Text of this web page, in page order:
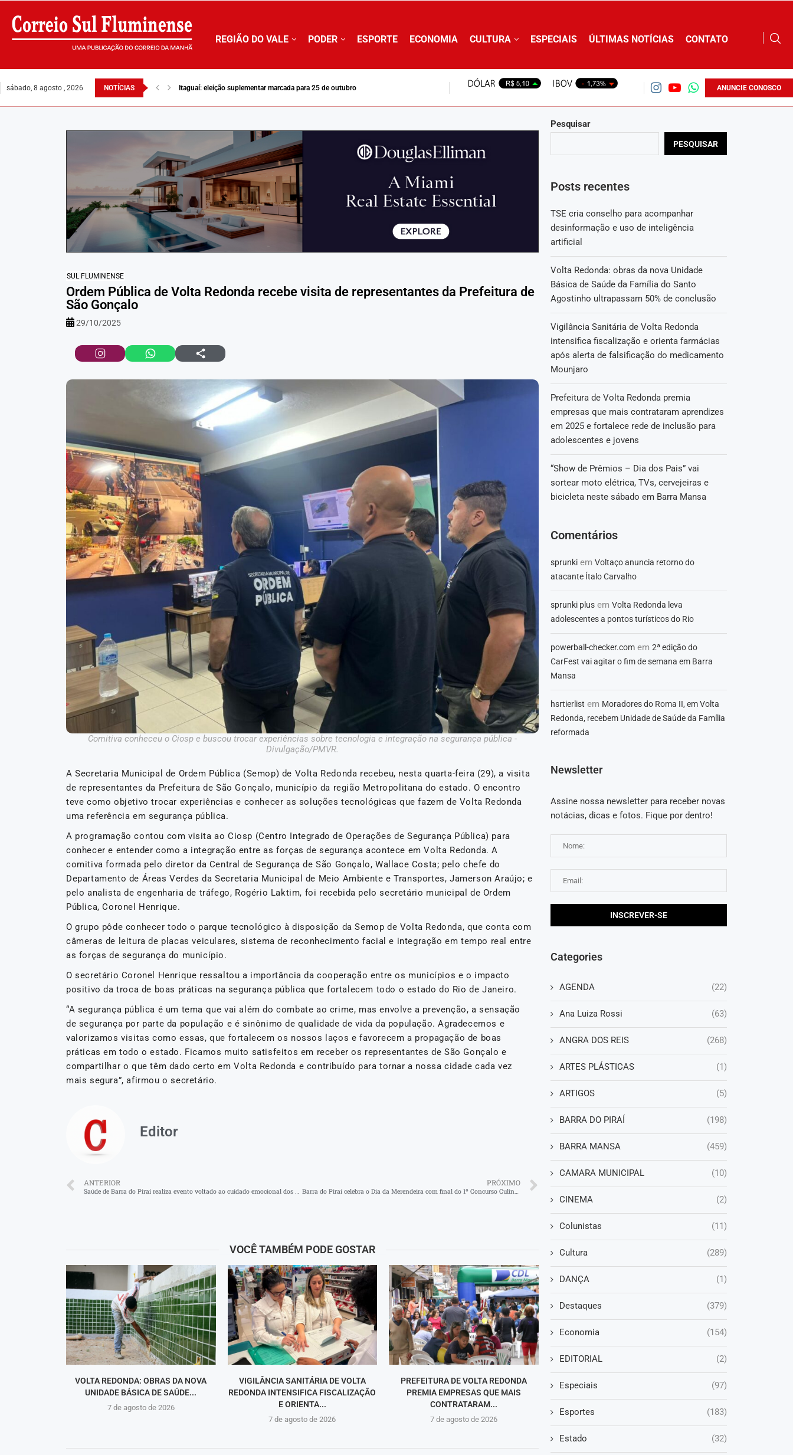
REGIÃO DO VALE PODER ESPORTE ECONOMIA CULTURA ESPECIAIS ÚLTIMAS NOTÍCIAS CONTATO
sábado, 8 agosto , 2026 NOTÍCIAS Itaguaí: eleição suplementar marcada para 25 de outubro ANUNCIE CONOSCO
SUL FLUMINENSE
Ordem Pública de Volta Redonda recebe visita de representantes da Prefeitura de
São Gonçalo
29/10/2025
Comitiva conheceu o Ciosp e buscou trocar experiências sobre tecnologia e integração na segurança pública -
Divulgação/PMVR.
A Secretaria Municipal de Ordem Pública (Semop) de Volta Redonda recebeu, nesta quarta-feira (29), a visita
de representantes da Prefeitura de São Gonçalo, município da região Metropolitana do estado. O encontro
teve como objetivo trocar experiências e conhecer as soluções tecnológicas que fazem de Volta Redonda
uma referência em segurança pública.
A programação contou com visita ao Ciosp (Centro Integrado de Operações de Segurança Pública) para
conhecer e entender como a integração entre as forças de segurança acontece em Volta Redonda. A
comitiva formada pelo diretor da Central de Segurança de São Gonçalo, Wallace Costa; pelo chefe do
Departamento de Áreas Verdes da Secretaria Municipal de Meio Ambiente e Transportes, Jamerson Araújo; e
pelo analista de engenharia de tráfego, Rogério Laktim, foi recebida pelo secretário municipal de Ordem
Pública, Coronel Henrique.
O grupo pôde conhecer todo o parque tecnológico à disposição da Semop de Volta Redonda, que conta com
câmeras de leitura de placas veiculares, sistema de reconhecimento facial e integração em tempo real entre
as forças de segurança do município.
O secretário Coronel Henrique ressaltou a importância da cooperação entre os municípios e o impacto
positivo da troca de boas práticas na segurança pública que fortalecem todo o estado do Rio de Janeiro.
“A segurança pública é um tema que vai além do combate ao crime, mas envolve a prevenção, a sensação
de segurança por parte da população e é sinônimo de qualidade de vida da população. Agradecemos e
valorizamos visitas como essas, que fortalecem os nossos laços e favorecem a propagação de boas
práticas em todo o estado. Ficamos muito satisfeitos em receber os representantes de São Gonçalo e
compartilhar o que têm dado certo em Volta Redonda e contribuído para tornar a nossa cidade cada vez
mais segura”, afirmou o secretário.
Editor
ANTERIOR PRÓXIMO
VOCÊ TAMBÉM PODE GOSTAR
VOLTA REDONDA: OBRAS DA NOVA
UNIDADE BÁSICA DE SAÚDE...
7 de agosto de 2026
VIGILÂNCIA SANITÁRIA DE VOLTA
REDONDA INTENSIFICA FISCALIZAÇÃO
E ORIENTA...
7 de agosto de 2026
PREFEITURA DE VOLTA REDONDA
PREMIA EMPRESAS QUE MAIS
CONTRATARAM...
7 de agosto de 2026
Pesquisar
PESQUISAR
Posts recentes
TSE cria conselho para acompanhar
desinformação e uso de inteligência
artificial
Volta Redonda: obras da nova Unidade
Básica de Saúde da Família do Santo
Agostinho ultrapassam 50% de conclusão
Vigilância Sanitária de Volta Redonda
intensifica fiscalização e orienta farmácias
após alerta de falsificação do medicamento
Mounjaro
Prefeitura de Volta Redonda premia
empresas que mais contrataram aprendizes
em 2025 e fortalece rede de inclusão para
adolescentes e jovens
“Show de Prêmios – Dia dos Pais” vai
sortear moto elétrica, TVs, cervejeiras e
bicicleta neste sábado em Barra Mansa
Comentários
sprunkiem Voltaço anuncia retorno do
atacante Ítalo Carvalho
sprunki plusem Volta Redonda leva
adolescentes a pontos turísticos do Rio
powerball-checker.comem 2ª edição do
CarFest vai agitar o fim de semana em Barra
Mansa
hsrtierlist em Moradores do Roma II, em Volta
Redonda, recebem Unidade de Saúde da Família
reformada
Newsletter
Assine nossa newsletter para receber novas
notácias, dicas e fotos. Fique por dentro!
Categories
AGENDA (22)
Ana Luiza Rossi (63)
ANGRA DOS REIS (268)
ARTES PLÁSTICAS (1)
ARTIGOS (5)
BARRA DO PIRAÍ (198)
BARRA MANSA (459)
CAMARA MUNICIPAL (10)
CINEMA (2)
Colunistas (11)
Cultura (289)
DANÇA (1)
Destaques (379)
Economia (154)
EDITORIAL (2)
Especiais (97)
Esportes (183)
Estado (32)